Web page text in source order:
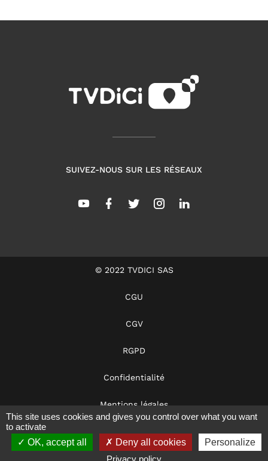
SUIVEZ-NOUS SUR LES RÉSEAUX
© 2022 TVDICI SAS
CGU
CGV
RGPD
Confidentialité
Mentions légales
Notre éthique
This site uses cookies and gives you control over what you want
to activate
OK, accept all
Deny all cookies
Personalize
Privacy policy